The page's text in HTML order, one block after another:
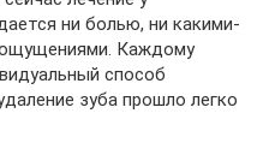
ни болью, ни какими-
Каждому
способ
зуба прошло легко